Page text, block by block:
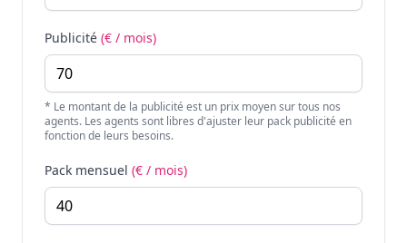
Publicité (€ / mois)
* Le montant de la publicité est un prix moyen sur tous nos
agents. Les agents sont libres d'ajuster leur pack publicité en
fonction de leurs besoins.
Pack mensuel (€ / mois)